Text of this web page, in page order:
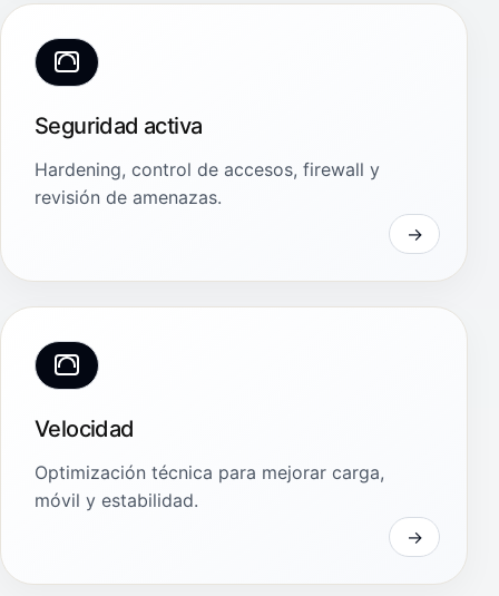
Seguridad activa
Hardening, control de accesos, firewall y
revisión de amenazas.
Velocidad
Optimización técnica para mejorar carga,
móvil y estabilidad.